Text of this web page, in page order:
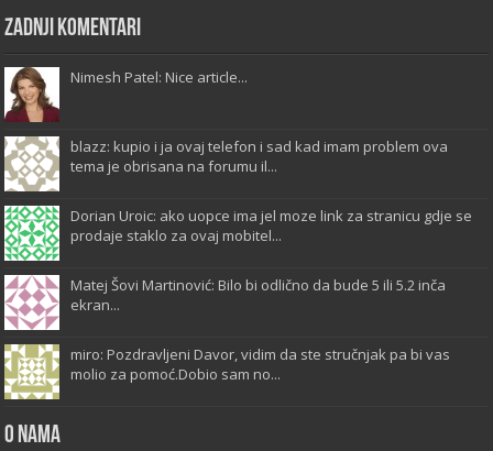
Zadnji komentari
Nimesh Patel: Nice article...
blazz: kupio i ja ovaj telefon i sad kad imam problem ova
tema je obrisana na forumu il...
Dorian Uroic: ako uopce ima jel moze link za stranicu gdje se
prodaje staklo za ovaj mobitel...
Matej Šovi Martinović: Bilo bi odlično da bude 5 ili 5.2 inča
ekran...
miro: Pozdravljeni Davor, vidim da ste stručnjak pa bi vas
molio za pomoć.Dobio sam no...
O Nama